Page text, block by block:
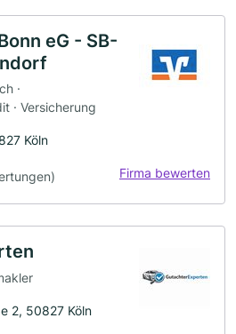
eG - SB-
·
· Versicherung
Köln
Firma bewerten
2, 50827 Köln